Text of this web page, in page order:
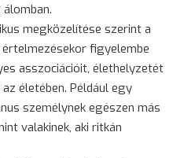
megközelítése szerint a
figyelembe
asszociációit, élethelyzetét
életében. Például egy
személynek egészen más
valakinek, aki ritkán